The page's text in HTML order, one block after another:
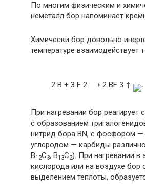
По многим физическим и
неметалл бор напоминает
Химически бор довольно
температуре взаимодействует
2 B + 3 F 2 ⟶ 2 BF 3 ↑
При нагревании бор реагирует
с образованием
нитрид бора BN, с фосфором
углеродом — карбиды
B12C3, B13C2). При нагревании в
кислорода или на воздухе бор
выделением теплоты,